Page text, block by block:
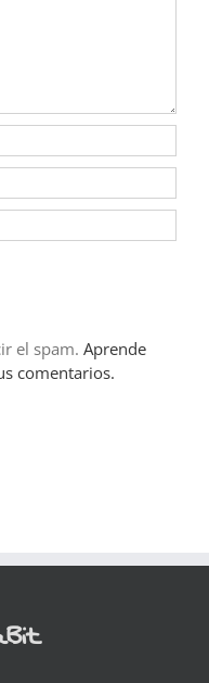
el spam. Aprende
comentarios.